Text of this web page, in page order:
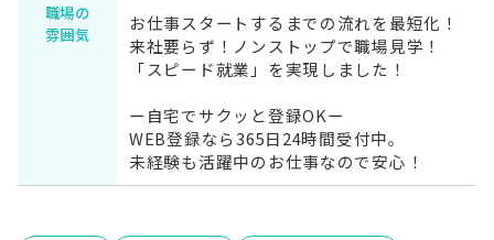
職場の
雰囲気
お仕事スタートするまでの流れを最短化！
来社要らず！ノンストップで職場見学！
「スピード就業」を実現しました！
ー自宅でサクッと登録OKー
WEB登録なら365日24時間受付中。
未経験も活躍中のお仕事なので安心！